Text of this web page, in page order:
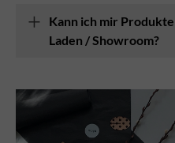
Kann ich mir
Laden / Showroom?